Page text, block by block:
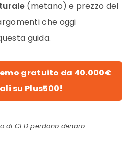
(metano) e prezzo del
che oggi
guida.
gratuito da 40.000€
su Plus500!
di CFD perdono denaro